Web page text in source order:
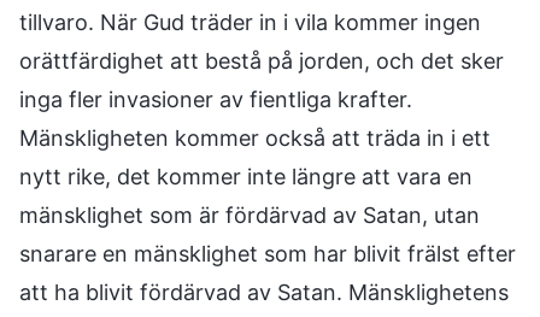
tillvaro. När Gud träder in i vila kommer ingen
orättfärdighet att bestå på jorden, och det sker
inga fler invasioner av fientliga krafter.
Mänskligheten kommer också att träda in i ett
nytt rike, det kommer inte längre att vara en
mänsklighet som är fördärvad av Satan, utan
snarare en mänsklighet som har blivit frälst efter
att ha blivit fördärvad av Satan. Mänsklighetens